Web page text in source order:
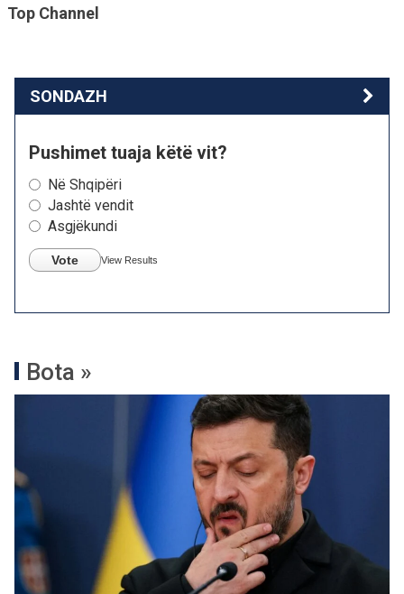
Top Channel
SONDAZH
Pushimet tuaja këtë vit?
Në Shqipëri
Jashtë vendit
Asgjëkundi
Vote View Results
Bota »